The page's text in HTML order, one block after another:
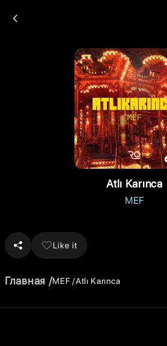
Atlı Karınca
MEF
Like it
Главная MEF Atlı Karınca